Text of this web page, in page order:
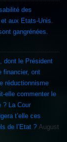
des
aux Etats-Unis.
gangrénées.
dont le Président
financier, ont
réductionnisme
elle commenter le
? La Cour
t’elle ces
de l’Etat ? August